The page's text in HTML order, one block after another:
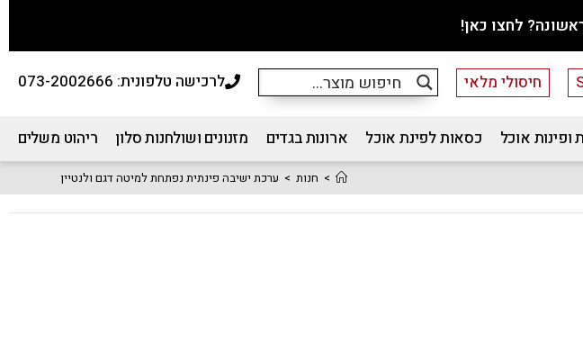
חיסולי מלאי לרכישה טלפונית: 073-2002666
ופינות אוכל כסאות לפינת אוכל ארונות בגדים מזנונים ושולחנות סלון ריהוט משלים
> חנות > ערכת ישיבה פינתית נפתחת למיטה דגם ולנטיין